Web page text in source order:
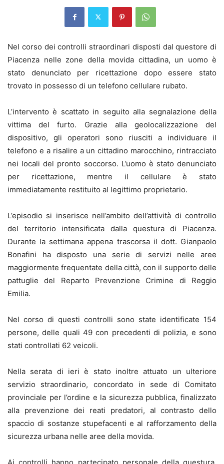
Nel corso dei controlli straordinari disposti dal questore di
Piacenza nelle zone della movida cittadina, un uomo è
stato denunciato per ricettazione dopo essere stato
trovato in possesso di un telefono cellulare rubato.
L’intervento è scattato in seguito alla segnalazione della
vittima del furto. Grazie alla geolocalizzazione del
dispositivo, gli operatori sono riusciti a individuare il
telefono e a risalire a un cittadino marocchino, rintracciato
nei locali del pronto soccorso. L’uomo è stato denunciato
per ricettazione, mentre il cellulare è stato
immediatamente restituito al legittimo proprietario.
L’episodio si inserisce nell’ambito dell’attività di controllo
del territorio intensificata dalla questura di Piacenza.
Durante la settimana appena trascorsa il dott. Gianpaolo
Bonafini ha disposto una serie di servizi nelle aree
maggiormente frequentate della città, con il supporto delle
pattuglie del Reparto Prevenzione Crimine di Reggio
Emilia.
Nel corso di questi controlli sono state identificate 154
persone, delle quali 49 con precedenti di polizia, e sono
stati controllati 62 veicoli.
Nella serata di ieri è stato inoltre attuato un ulteriore
servizio straordinario, concordato in sede di Comitato
provinciale per l’ordine e la sicurezza pubblica, finalizzato
alla prevenzione dei reati predatori, al contrasto dello
spaccio di sostanze stupefacenti e al rafforzamento della
sicurezza urbana nelle aree della movida.
Ai controlli hanno partecipato personale della questura,